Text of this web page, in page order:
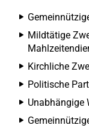
Mildtätige
Kirchliche
Politische
Unabhängige